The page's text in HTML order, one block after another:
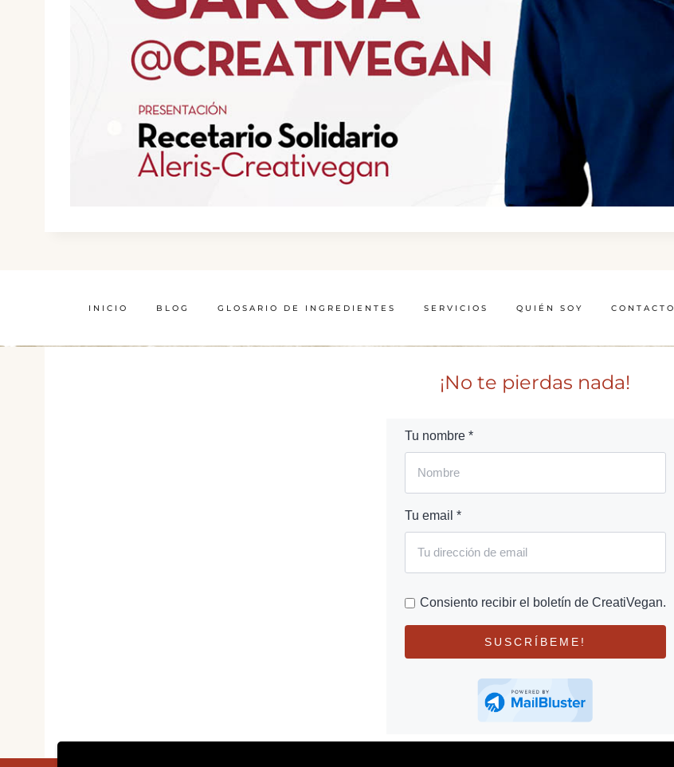
INICIO BLOG GLOSARIO DE INGREDIENTES SERVICIOS QUIÉN SOY CONTACTO
¡No te pierdas nada!
Tu nombre *
Tu email *
Consiento recibir el boletín de CreatiVegan.
SUSCRÍBEME!